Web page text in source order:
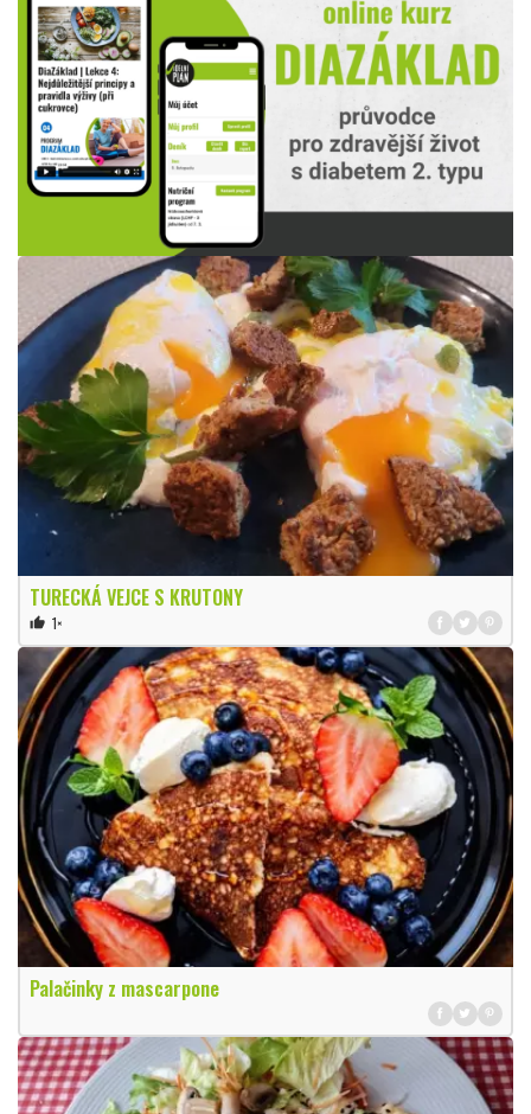
TURECKÁ VEJCE S KRUTONY
thumb_up 1×
Palačinky z mascarpone